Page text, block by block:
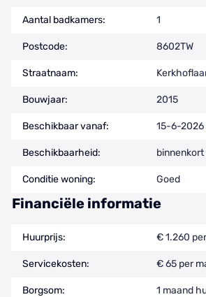
Aantal badkamers: 1
Postcode: 8602TW
Straatnaam:
Bouwjaar: 2015
Beschikbaar vanaf: 15-6-2026
Beschikbaarheid: binnenkort
Conditie woning: Goed
Financiële informatie
Huurprijs: € 1.260
Servicekosten: € 65 per
Borgsom: 1 maand